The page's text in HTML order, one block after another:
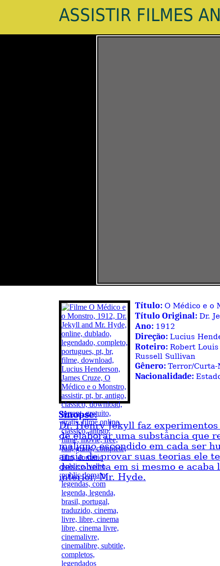
ASSISTIR FILMES
Título: O Médico e o
Título Original: Dr.
Ano: 1912
Direção: Lucius
Roteiro: Robert Louis
Russell Sullivan
Gênero: Terror/Curta-
Nacionalidade:
Sinopse:
Dr. Henry Jekyll faz
de elaborar uma substância que
maligno escondido em cada ser
ansia de provar suas teorias ele
descoberta em si mesmo e acaba
interior, Mr. Hyde.